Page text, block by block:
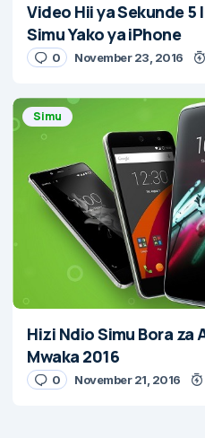
Video Hii ya Sekunde 5
Simu Yako ya iPhone
0 November 23, 2016
Simu
Hizi Ndio Simu Bora za
Mwaka 2016
0 November 21, 2016